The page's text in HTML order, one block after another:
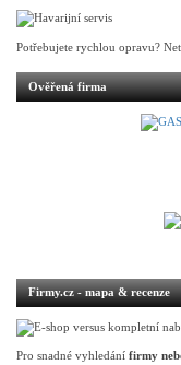
Potřebujete rychlou opravu?
Ověřená firma
Firmy.cz - mapa & recenze
Pro snadné vyhledání firmy